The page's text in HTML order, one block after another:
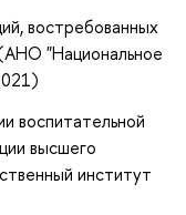
востребованных
"Национальное
воспитательной
высшего
институт